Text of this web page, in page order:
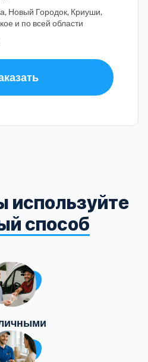
Новый Городок, Криуши,
и по всей области
используйте
способ